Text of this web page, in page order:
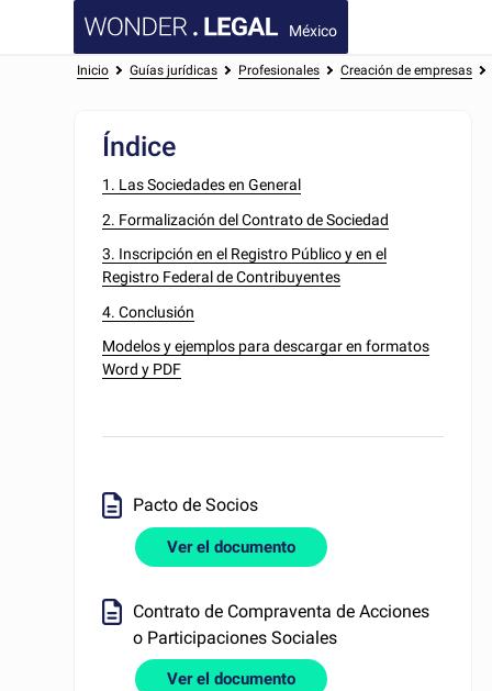
México
Inicio Guías jurídicas Profesionales Creación de empresas
Índice
1. Las Sociedades en General
2. Formalización del Contrato de Sociedad
3. Inscripción en el Registro Público y en el
Registro Federal de Contribuyentes
4. Conclusión
Modelos y ejemplos para descargar en formatos
Word y PDF
Pacto de Socios
Ver el documento
Contrato de Compraventa de Acciones
o Participaciones Sociales
Ver el documento